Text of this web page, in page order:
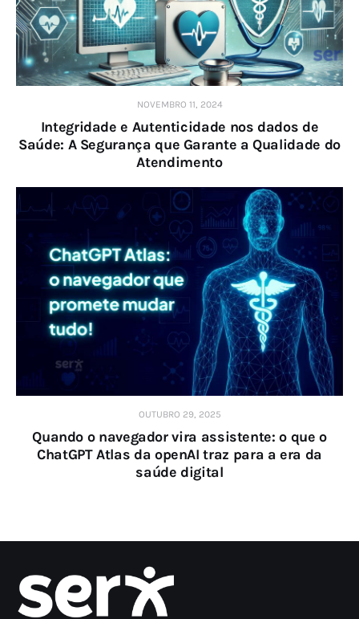
NOVEMBRO 11, 2024
Integridade e Autenticidade nos dados de
Saúde: A Segurança que Garante a Qualidade do
Atendimento
OUTUBRO 29, 2025
Quando o navegador vira assistente: o que o
ChatGPT Atlas da openAI traz para a era da
saúde digital